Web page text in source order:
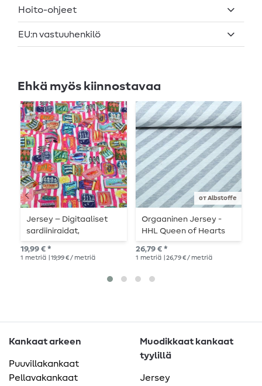
Hoito-ohjeet
EU:n vastuuhenkilö
Ehkä myös kiinnostavaa
Jersey – Digitaaliset
sardiiniraidat,
vaaleanpunainen
19,99 € *
1 metriä | 19,99 € / metriä
от Albstoffe
Orgaaninen Jersey -
HHL Queen of Hearts
Royal Stripes Harmaa
26,79 € *
1 metriä | 26,79 € / metriä
Kankaat arkeen
Puuvillakankaat
Pellavakankaat
Muodikkaat kankaat
tyylillä
Jersey